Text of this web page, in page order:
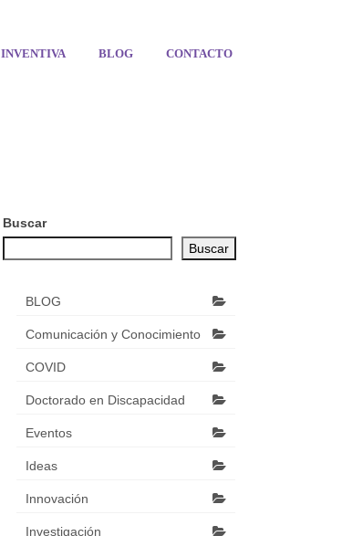
INVENTIVA BLOG CONTACTO
Buscar
Buscar
BLOG
Comunicación y Conocimiento
COVID
Doctorado en Discapacidad
Eventos
Ideas
Innovación
Investigación